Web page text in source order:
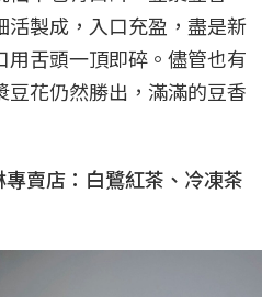
活製成，入口充盈，盡是新
舌頭一頂即碎。儘管也有
花仍然勝出，滿滿的豆香
賣店：白鷺紅茶、冷凍茶